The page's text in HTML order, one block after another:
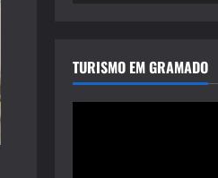
TURISMO EM GRAMADO